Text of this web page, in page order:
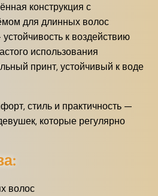
конструкция с
для длинных волос
к воздействию
использования
принт, устойчивый к воде
стиль и практичность —
которые регулярно
волос